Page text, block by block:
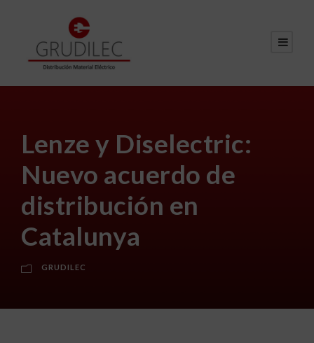
Lenze y Diselectric:
Nuevo acuerdo de
distribución en
Catalunya
GRUDILEC